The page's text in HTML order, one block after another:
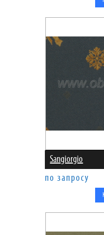
Sangiorgio
по запросу